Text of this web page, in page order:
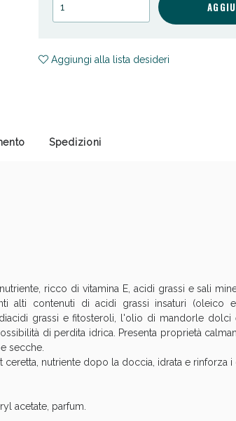
Aggiungi alla lista desideri
Spedizioni
ricco di vitamina E, acidi grassi e sali
alti contenuti di acidi grassi insaturi (oleico
grassi e fitosteroli, l'olio di mandorle dolci
di perdita idrica. Presenta proprietà
secche.
nutriente dopo la doccia, idrata e rinforza
acetate, parfum.